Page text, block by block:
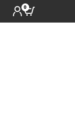
0